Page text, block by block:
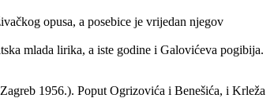
opusa, a posebice je vrijedan njegov
mlada lirika, a iste godine i Galovićeva pogibija.
1956.). Poput Ogrizovića i Benešića, i Krleža